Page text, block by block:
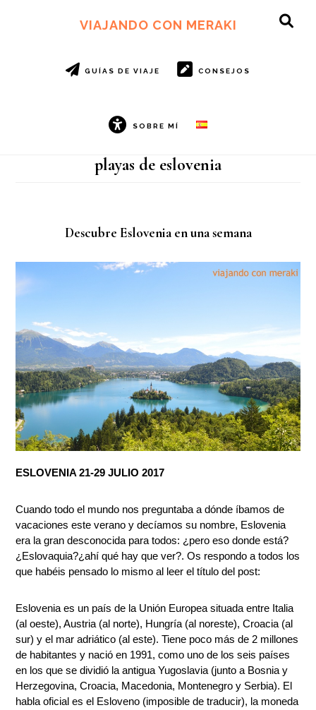
VIAJANDO CON MERAKI
GUÍAS DE VIAJE CONSEJOS
SOBRE MÍ
playas de eslovenia
Descubre Eslovenia en una semana
ESLOVENIA 21-29 JULIO 2017
Cuando todo el mundo nos preguntaba a dónde íbamos de
vacaciones este verano y decíamos su nombre, Eslovenia
era la gran desconocida para todos: ¿pero eso donde está?
¿Eslovaquia?¿ahí qué hay que ver?. Os respondo a todos los
que habéis pensado lo mismo al leer el título del post:
Eslovenia es un país de la Unión Europea situada entre Italia
(al oeste), Austria (al norte), Hungría (al noreste), Croacia (al
sur) y el mar adriático (al este). Tiene poco más de 2 millones
de habitantes y nació en 1991, como uno de los seis países
en los que se dividió la antigua Yugoslavia (junto a Bosnia y
Herzegovina, Croacia, Macedonia, Montenegro y Serbia). El
habla oficial es el Esloveno (imposible de traducir), la moneda